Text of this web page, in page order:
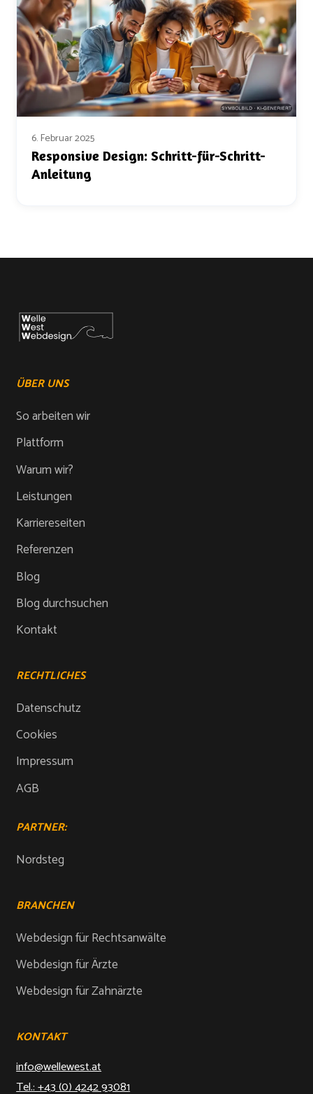
6. Februar 2025
Responsive Design: Schritt-für-Schritt-
Anleitung
ÜBER UNS
So arbeiten wir
Plattform
Warum wir?
Leistungen
Karriereseiten
Referenzen
Blog
Blog durchsuchen
Kontakt
RECHTLICHES
Datenschutz
Cookies
Impressum
AGB
PARTNER:
Nordsteg
BRANCHEN
Webdesign für Rechtsanwälte
Webdesign für Ärzte
Webdesign für Zahnärzte
KONTAKT
info@wellewest.at
Tel.: +43 (0) 4242 93081